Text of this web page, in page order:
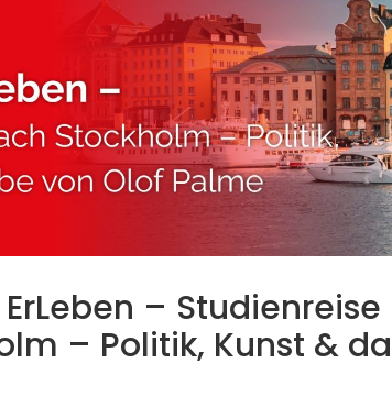
–
– Politik, Kunst &